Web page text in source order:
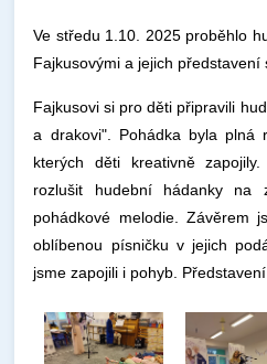
Ve středu 1.10. 2025 proběhlo
Fajkusovými a jejich představení
Fajkusovi si pro děti připravili
a drakovi". Pohádka byla plná
kterých děti kreativně
rozlušit hudební hádanky na
pohádkové melodie. Závěrem
oblíbenou písničku v jejich
jsme zapojili i pohyb.